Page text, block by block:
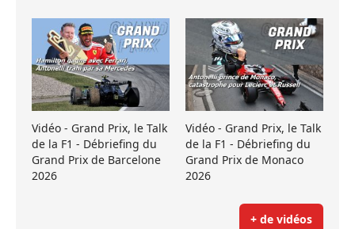
Vidéo - Grand Prix, le Talk
de la F1 - Débriefing du
Grand Prix de Barcelone
2026
Vidéo - Grand Prix, le Talk
de la F1 - Débriefing du
Grand Prix de Monaco
2026
+ de vidéos